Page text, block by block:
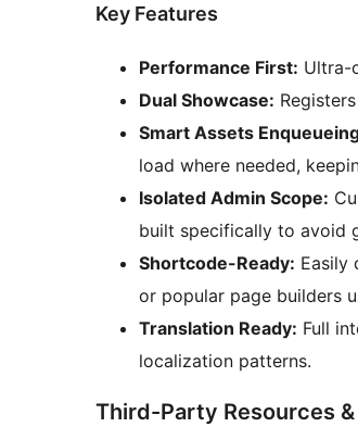
Key Features
Performance First: Ultra-
Dual Showcase:
Smart Assets
load where needed,
Isolated Admin Scope:
built specifically to avoid
Shortcode-Ready: Easily
or popular page builders
Translation Ready: Full
localization patterns.
Third-Party Resources